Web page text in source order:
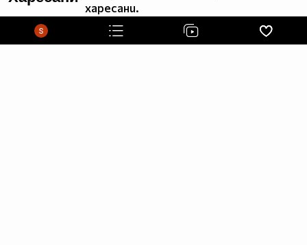
харесани.